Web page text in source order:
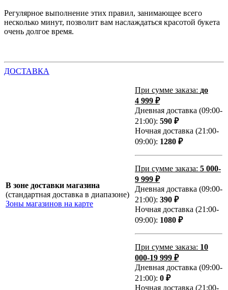
Регулярное выполнение этих правил, занимающее всего
несколько минут, позволит вам наслаждаться красотой букета
очень долгое время.
ДОСТАВКА
В зоне доставки магазина
(стандартная доставка в диапазоне)
Зоны магазинов на карте
При сумме заказа: до
4 999 ₽
Дневная доставка (09:00-
21:00): 590 ₽
Ночная доставка (21:00-
09:00): 1280 ₽
При сумме заказа: 5 000-
9 999 ₽
Дневная доставка (09:00-
21:00): 390 ₽
Ночная доставка (21:00-
09:00): 1080 ₽
При сумме заказа: 10
000-19 999 ₽
Дневная доставка (09:00-
21:00): 0 ₽
Ночная доставка (21:00-